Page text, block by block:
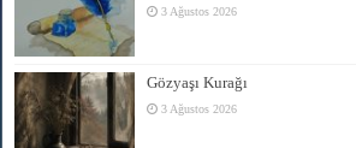
3 Ağustos 2026
Gözyaşı Kurağı
3 Ağustos 2026